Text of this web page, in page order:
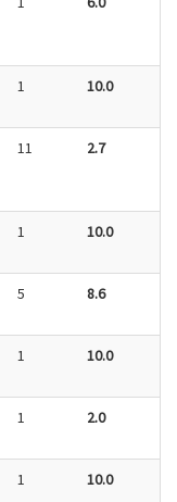
1 10.0
11 2.7
1 10.0
5 8.6
1 10.0
1 2.0
1 10.0